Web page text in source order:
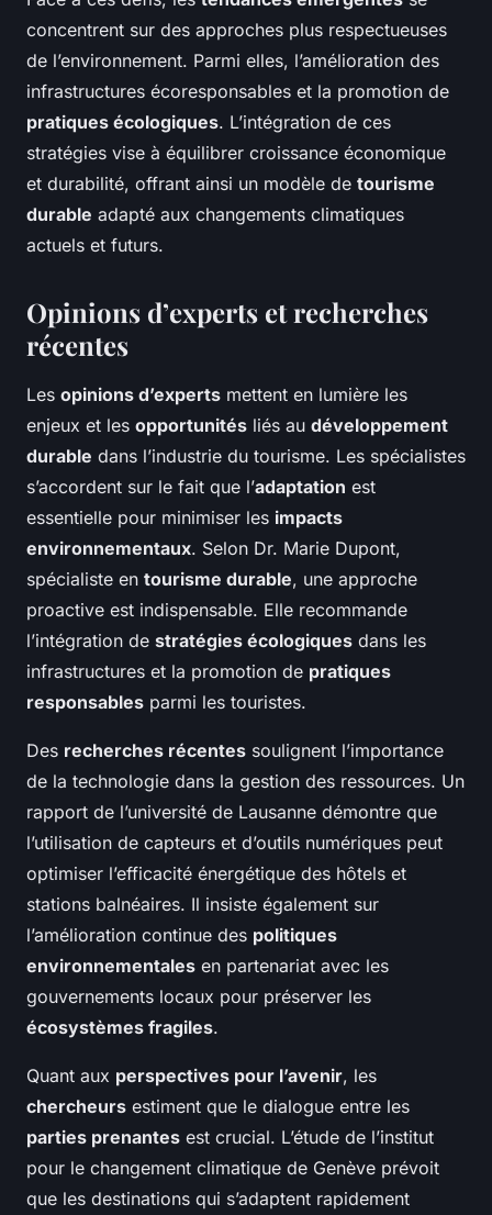
concentrent sur des approches plus respectueuses
de l’environnement. Parmi elles, l’amélioration des
infrastructures écoresponsables et la promotion de
pratiques écologiques. L’intégration de ces
stratégies vise à équilibrer croissance économique
et durabilité, offrant ainsi un modèle de tourisme
durable adapté aux changements climatiques
actuels et futurs.
Opinions d’experts et recherches
récentes
Les opinions d’experts mettent en lumière les
enjeux et les opportunités liés au développement
durable dans l’industrie du tourisme. Les spécialistes
s’accordent sur le fait que l’adaptation est
essentielle pour minimiser les impacts
environnementaux. Selon Dr. Marie Dupont,
spécialiste en tourisme durable, une approche
proactive est indispensable. Elle recommande
l’intégration de stratégies écologiques dans les
infrastructures et la promotion de pratiques
responsables parmi les touristes.
Des recherches récentes soulignent l’importance
de la technologie dans la gestion des ressources. Un
rapport de l’université de Lausanne démontre que
l’utilisation de capteurs et d’outils numériques peut
optimiser l’efficacité énergétique des hôtels et
stations balnéaires. Il insiste également sur
l’amélioration continue des politiques
environnementales en partenariat avec les
gouvernements locaux pour préserver les
écosystèmes fragiles.
Quant aux perspectives pour l’avenir, les
chercheurs estiment que le dialogue entre les
parties prenantes est crucial. L’étude de l’institut
pour le changement climatique de Genève prévoit
que les destinations qui s’adaptent rapidement